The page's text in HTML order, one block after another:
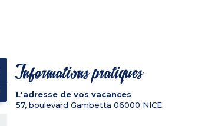
Informations pratiques
L'adresse de vos vacances
57, boulevard Gambetta 06000 NICE